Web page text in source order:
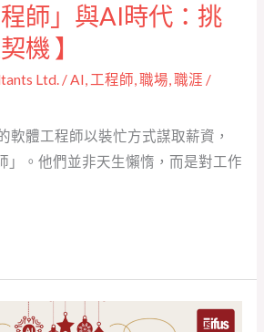
程師」與AI時代：挑
機 】
Ltd. /AI, 工程師,職場,職涯 /
軟體工程師以裝忙方式謀取薪資，
」。他們並非天生懶惰，而是對工作